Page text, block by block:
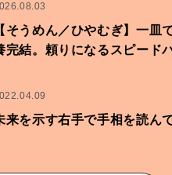
【そうめん／ひやむぎ】一皿
完結。頼りになるスピード
来を示す右手で手相を読ん